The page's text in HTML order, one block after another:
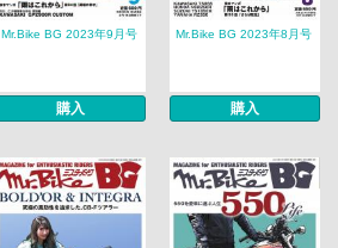
Mr.Bike BG 2023年9月号
購入
Mr.Bike BG 2023年8月号
購入